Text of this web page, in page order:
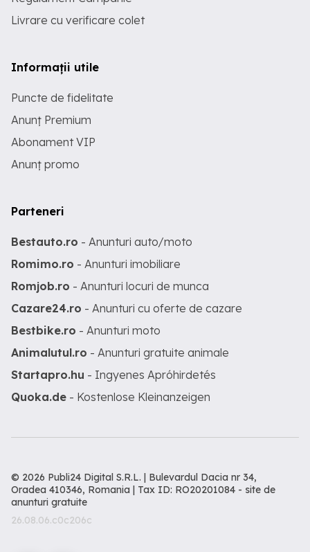
Livrare cu verificare colet
Informații utile
Puncte de fidelitate
Anunț Premium
Abonament VIP
Anunț promo
Parteneri
Bestauto.ro - Anunturi auto/moto
Romimo.ro - Anunturi imobiliare
Romjob.ro - Anunturi locuri de munca
Cazare24.ro - Anunturi cu oferte de cazare
Bestbike.ro - Anunturi moto
Animalutul.ro - Anunturi gratuite animale
Startapro.hu - Ingyenes Apróhirdetés
Quoka.de - Kostenlose Kleinanzeigen
© 2026 Publi24 Digital S.R.L. | Bulevardul Dacia nr 34,
Oradea 410346, Romania | Tax ID: RO20201084 - site de
anunturi gratuite
26.08.06.c0c206c